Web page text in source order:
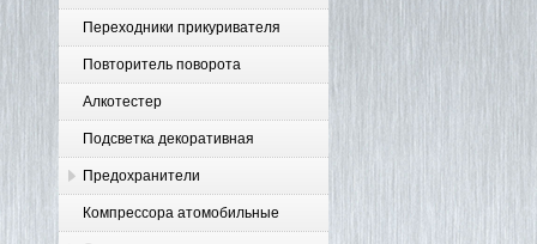
Переходники прикуривателя
Повторитель поворота
Алкотестер
Подсветка декоративная
Предохранители
Компрессора атомобильные